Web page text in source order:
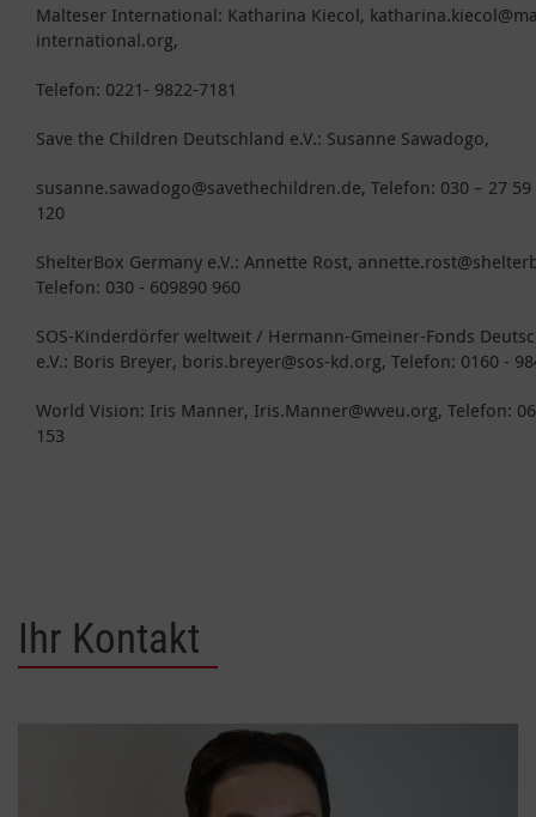
Malteser International: Katharina Kiecol,
international.org,
Telefon: 0221- 9822-7181
Save the Children Deutschland e.V.: Susanne Sawadogo,
susanne.sawadogo@savethechildren.de, Telefon: 030 – 27 59
120
ShelterBox Germany e.V.: Annette Rost,
Telefon: 030 - 609890 960
SOS-Kinderdörfer weltweit / Hermann-Gmeiner-Fonds
e.V.: Boris Breyer, boris.breyer@sos-kd.org, Telefon: 0160 -
World Vision: Iris Manner, Iris.Manner@wveu.org, Telefon:
153
Ihr Kontakt